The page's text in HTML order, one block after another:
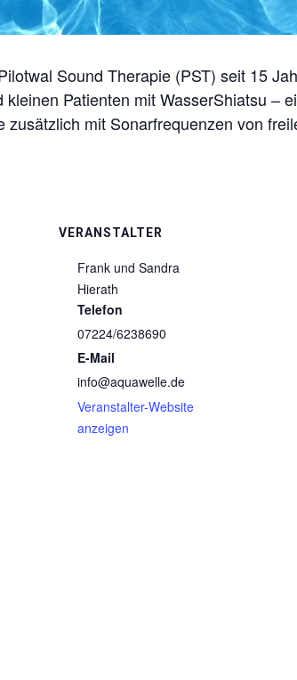
Sound Therapie (PST) seit 15
Patienten mit WasserShiatsu –
mit Sonarfrequenzen von
VERANSTALTER
Frank und Sandra
Hierath
Telefon
07224/6238690
E-Mail
info@aquawelle.de
Veranstalter-Website
anzeigen